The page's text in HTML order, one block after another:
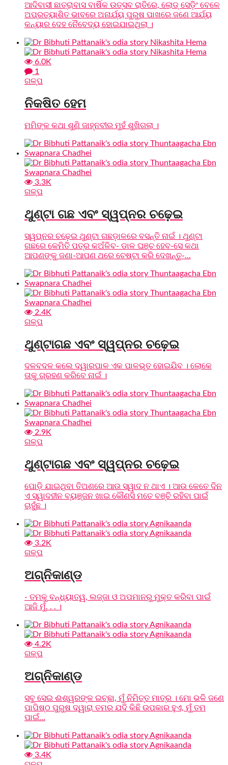
ଆଦିବାସୀ ଛାତ୍ରାବାସ ବାର୍ଷିକ ଉତ୍ସବ ରାତିରେ, ଲୋଡ୍ ସେଡ଼ିଂ ବେଳେ
ଅପ୍ରତ୍ୟାଶିତ ଭାବରେ ଅନାର୍ଯ୍ୟ ପୁରୁଷ ପାଖରେ ଜଣେ ଆର୍ଯ୍ୟ
କନ୍ୟାର ଦେହ ନୈବେଦ୍ୟ ହୋଇଯାଇଥିଲା ।
6.0K
1
ଗଳ୍ପ
ନିକଷିତ ହେମ
ମମିଙ୍କ କଥା ଶୁଣି ଜାହ୍ନବୀର ମୁହଁ ଶୁଖିଗଲା ।
3.3K
ଗଳ୍ପ
ଥୁଣ୍ଟା ଗଛ ଏବଂ ସ୍ୱପ୍ନର ଚଢ଼େଇ
ସ୍ୱପ୍ନର ଚଢ଼େଇ ଥୁଣ୍ଟା ଗଛଡ଼ାଳରେ ବସନ୍ତି ନାଇଁ । ଥୁଣ୍ଟା
ଗଛରେ କେମିତି ପତ୍ର କଅଁଳିବ- ଡାଳ ଘଞ୍ଚ ହେବ-ସେ କଥା
ଆପଣଙ୍କୁ ଜଣା-ଆପଣ ଥରେ ଚେଷ୍ଟା କରି ଦେଖନ୍ତୁ-...
2.4K
ଗଳ୍ପ
ଥୁଣ୍ଟାଗଛ ଏବଂ ସ୍ୱପ୍ନର ଚଢ଼େଇ
ଦଳବଦଳ କଲେ ଦ୍ୱାରପାଳ ଏକ ପାଳଭୂତ ହୋଇଯିବ । ଲୋକେ
ତାକୁ ଗ୍ରହଣ କରିବେ ନାଇଁ ।
2.9K
ଗଳ୍ପ
ଥୁଣ୍ଟାଗଛ ଏବଂ ସ୍ୱପ୍ନର ଚଢ଼େଇ
ପୋଡ଼ି ଯାଇଥିବା ତିଅଣରେ ଆଉ ସ୍ୱାଦ ନ ଥାଏ । ଆଉ କେତେ ଦିନ
ଏ ସ୍ୱାଦହୀନ ବ୍ୟଞ୍ଜନ ଖାଇ କୌଣସି ମତେ ବଞ୍ଚି ରହିବା ପାଇଁ
ଚାହୁଁଛ ।
3.2K
ଗଳ୍ପ
ଅଗ୍ନିକାଣ୍ଡ
- ତମକୁ ବନ୍ଧ୍ୟାତ୍ୱ, ଲଜ୍ଜା ଓ ଅପମାନରୁ ମୁକ୍ତ କରିବା ପାଇଁ
ଆଜି ମୁଁ. . . ।
4.2K
ଗଳ୍ପ
ଅଗ୍ନିକାଣ୍ଡ
ସବୁ ସେଇ ଈଶ୍ୱରଙ୍କ ଇଚ୍ଛା, ମୁଁ ନିମିତ୍ତ ମାତ୍ର । ମୋ ଭଳି ଜଣେ
ପାପିଷ୍ଠ ପୁରୁଷ ଦ୍ୱାରା ତମର ଯଦି କିଛି ଉପକାର ହୁଏ, ମୁଁ ତମ
ପାଇଁ...
3.4K